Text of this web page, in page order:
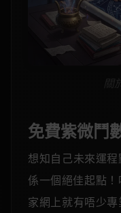
免費紫微鬥
想知自己未來運程
係一個絕佳起點
家網上就有唔少